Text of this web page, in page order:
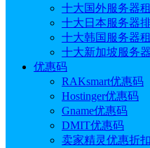
十大国外服务器
十大日本服务器
十大韩国服务器
十大新加坡服务
优惠码
RAKsmart优惠码
Hostinger优惠码
Gname优惠码
DMIT优惠码
卖家精灵优惠折